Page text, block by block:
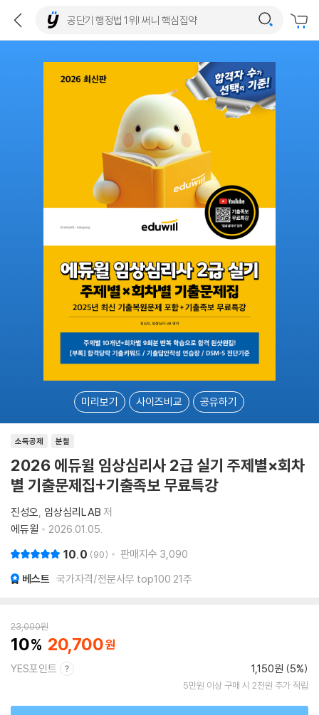
미리보기 사이즈비교 공유하기
소득공제 분철
2026 에듀윌 임상심리사 2급 실기 주제별×회차
별 기출문제집+기출족보 무료특강
진성오 임상심리LAB 저
에듀윌
2026.01.05.
10.0 90 판매지수 3,090
베스트 국가자격/전문사무 top100 21주
23,000원
10 20,700
YES포인트 1,150원 (5%)
5만원 이상 구매 시 2천원 추가 적립